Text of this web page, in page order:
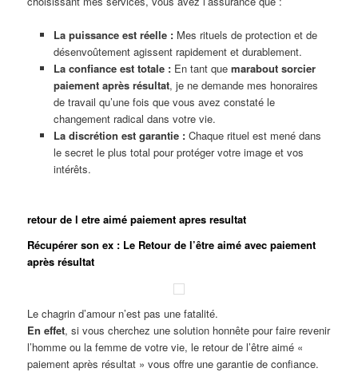
La puissance est réelle :Mes rituels de protection et de
désenvoûtement agissent rapidement et durablement.
La confiance est totale :En tant que marabout sorcier
paiement après résultat, je ne demande mes honoraires
de travail qu’une fois que vous avez constaté le
changement radical dans votre vie.
La discrétion est garantie :Chaque rituel est mené dans
le secret le plus total pour protéger votre image et vos
intérêts.
retour de l etre aimé paiement apres resultat
Récupérer son ex : Le Retour de l’être aimé avec paiement
après résultat
Le chagrin d’amour n’est pas une fatalité.
En effet, si vous cherchez une solution honnête pour faire revenir
l’homme ou la femme de votre vie, le retour de l’être aimé «
paiement après résultat » vous offre une garantie de confiance.